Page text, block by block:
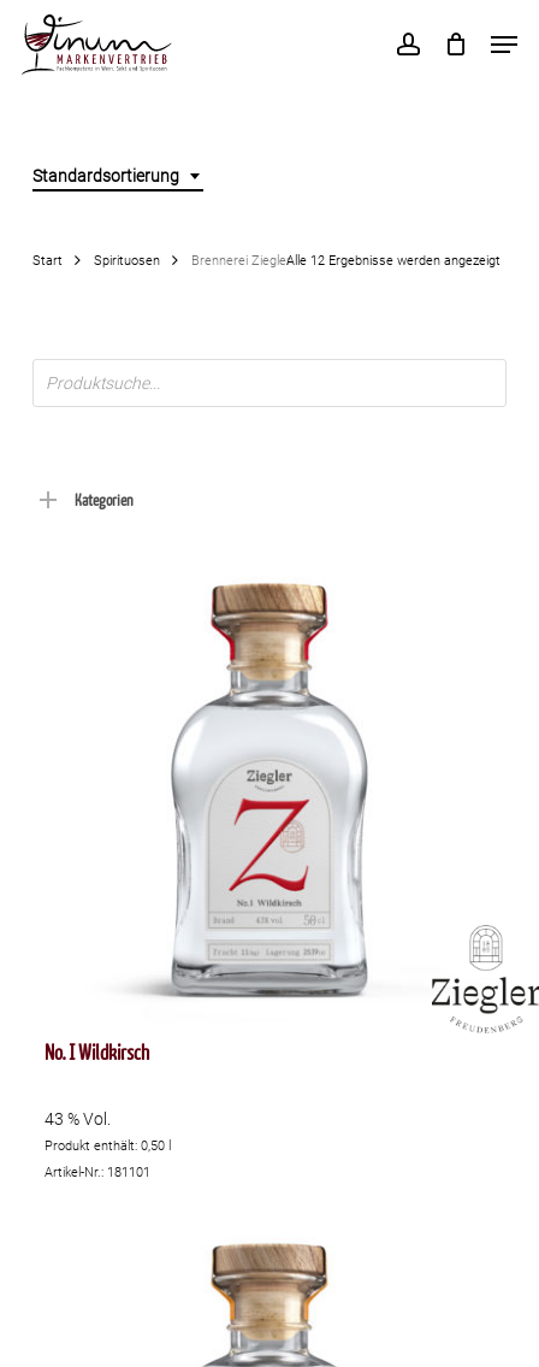
account
Standardsortierung
Alle 12 Ergebnisse werden angezeigt
Start Spirituosen Brennerei Ziegler
Products
search
Kategorien
No. I Wildkirsch
43 % Vol.
Produkt enthält: 0,50
Artikel-Nr.: 181101